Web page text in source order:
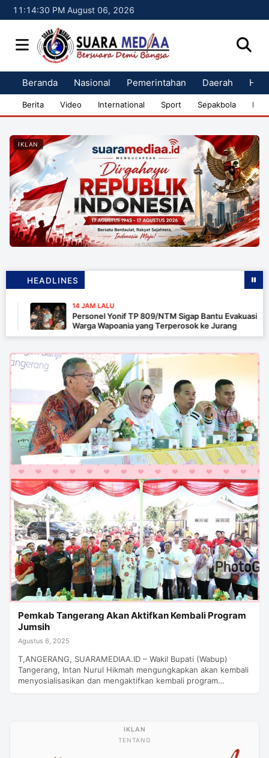
11:14:30 PM August 06, 2026
Beranda Nasional Pemerintahan Daerah
Berita Video International Sport Sepakbola
IKLAN
HEADLINES
14 JAM LALU
Personel Yonif TP 809/NTM Sigap Bantu Evakuasi
Warga Wapoania yang Terperosok ke Jurang
Pemkab Tangerang Akan Aktifkan Kembali Program
Jumsih
Agustus 6, 2025
T,ANGERANG, SUARAMEDIAA.ID – Wakil Bupati (Wabup)
Tangerang, Intan Nurul Hikmah mengungkapkan akan kembali
menyosialisasikan dan mengaktifkan kembali program…
TENTANG